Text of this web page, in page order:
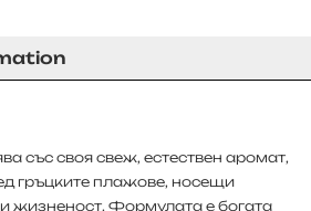
със своя свеж, естествен аромат,
гръцките плажове, носещи
жизненост. Формулата е богата